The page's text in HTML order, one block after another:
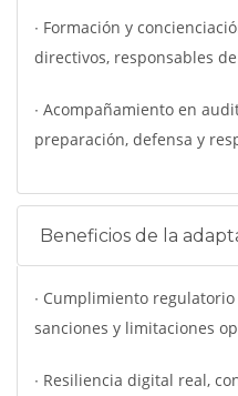
∙ Formación y
directivos, responsables
∙ Acompañamiento en
preparación, defensa y
Beneficios de la
∙ Cumplimiento
sanciones y limitaciones
∙ Resiliencia digital real,